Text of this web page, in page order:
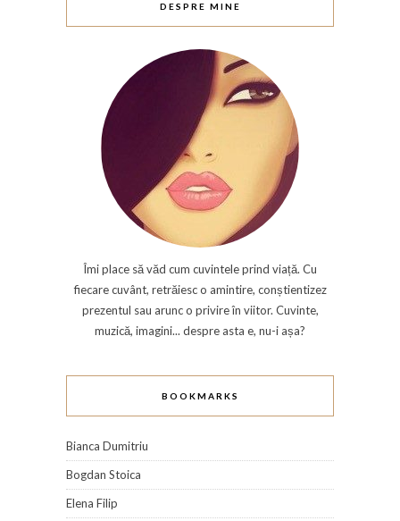
DESPRE MINE
Îmi place să văd cum cuvintele prind viață. Cu
fiecare cuvânt, retrăiesc o amintire, conștientizez
prezentul sau arunc o privire în viitor. Cuvinte,
muzică, imagini... despre asta e, nu-i așa?
BOOKMARKS
Bianca Dumitriu
Bogdan Stoica
Elena Filip